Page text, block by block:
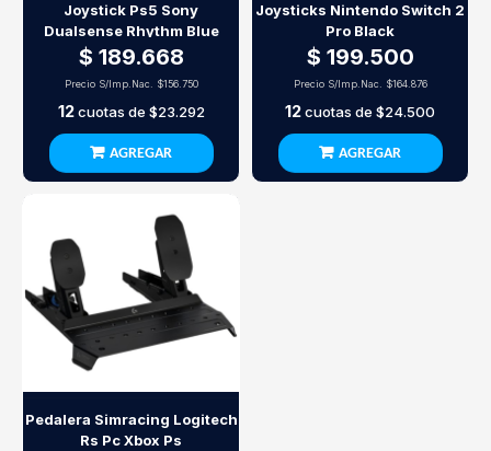
Joystick Ps5 Sony
Dualsense Rhythm Blue
$ 189.668
Precio S/Imp.Nac. $156.750
12cuotas de $23.292
AGREGAR
Joysticks Nintendo Switch 2
Pro Black
$ 199.500
Precio S/Imp.Nac. $164.876
12cuotas de $24.500
AGREGAR
Pedalera Simracing Logitech
Rs Pc Xbox Ps